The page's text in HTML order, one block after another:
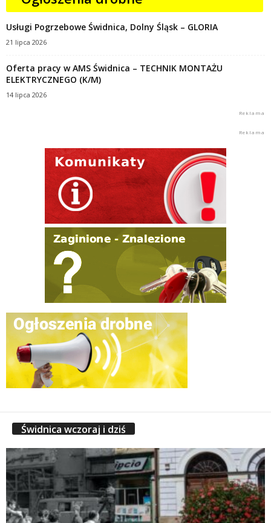
Usługi Pogrzebowe Świdnica, Dolny Śląsk – GLORIA
21 lipca 2026
Oferta pracy w AMS Świdnica – TECHNIK MONTAŻU
ELEKTRYCZNEGO (K/M)
14 lipca 2026
Świdnica wczoraj i dziś